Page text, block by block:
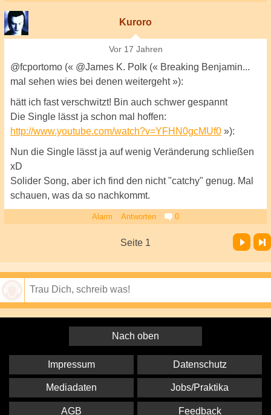
Kuroro
Vor 17 Jahren
@fcportomo (« @James K. Polk (« Breaking Benjamin...
mal sehen wies bei denen weitergeht »):
hätt ich fast verschwitzt! Bin auch schwer gespannt
Die Single lässt ja schon mal hoffen:
http://www.youtube.com/watch?v=YFHN0gcMUf0 »):
Nun die Single lässt ja auf wenig Veränderung schließen
xD
Solider Song, aber ich find den nicht "catchy" genug. Mal
schauen, was da so nachkommt.
Alarm Antworten 0
Seite 1
Vor Letzte Seite
Nach oben
Impressum Datenschutz
Mediadaten Jobs/Praktika
AGB Feedback